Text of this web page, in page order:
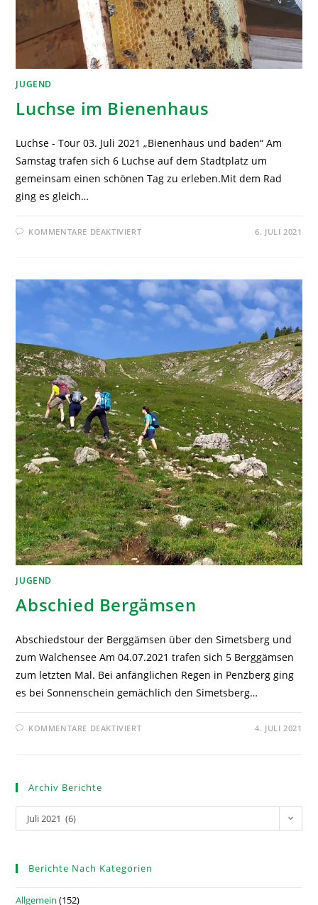
JUGEND
Luchse im Bienenhaus
Luchse - Tour 03. Juli 2021 „Bienenhaus und baden“ Am
Samstag trafen sich 6 Luchse auf dem Stadtplatz um
gemeinsam einen schönen Tag zu erleben.Mit dem Rad
ging es gleich…
KOMMENTARE DEAKTIVIERT 6. JULI 2021
JUGEND
Abschied Bergämsen
Abschiedstour der Berggämsen über den Simetsberg und
zum Walchensee Am 04.07.2021 trafen sich 5 Berggämsen
zum letzten Mal. Bei anfänglichen Regen in Penzberg ging
es bei Sonnenschein gemächlich den Simetsberg…
KOMMENTARE DEAKTIVIERT 4. JULI 2021
Archiv Berichte
Juli 2021 (6)
Berichte Nach Kategorien
Allgemein (152)